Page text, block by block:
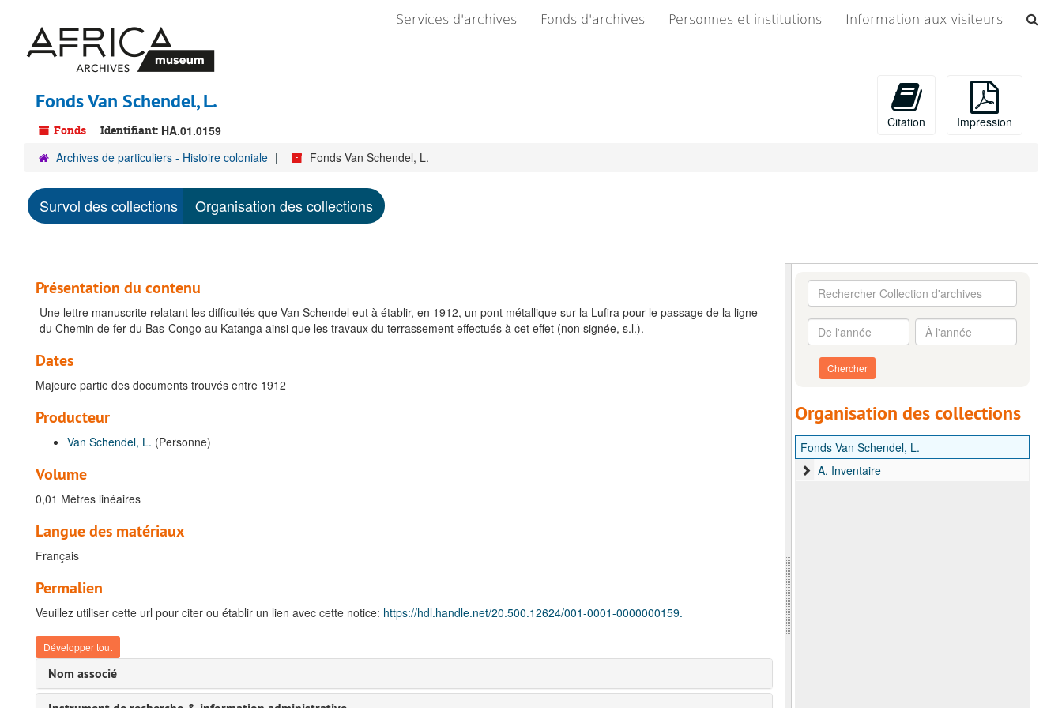
contenu
principal
Services d'archives Fonds d'archives Personnes et institutions Information aux visiteurs
Fonds Van Schendel, L.
Fonds Identifiant: HA.01.0159
Citation Impression
Archives de particuliers - Histoire coloniale Fonds Van Schendel, L.
Survol des collections Organisation des collections
Présentation du contenu
Une lettre manuscrite relatant les difficultés que Van Schendel eut à établir, en 1912, un pont métallique sur la Lufira pour le passage de la ligne
du Chemin de fer du Bas-Congo au Katanga ainsi que les travaux du terrassement effectués à cet effet (non signée, s.l.).
Dates
Majeure partie des documents trouvés entre 1912
Producteur
Van Schendel, L. (Personne)
Volume
0,01 Mètres linéaires
Langue des matériaux
Français
Permalien
Veuillez utiliser cette url pour citer ou établir un lien avec cette notice: https://hdl.handle.net/20.500.12624/001-0001-0000000159.
Développer tout
Nom associé
Rechercher
Collection
d'archives
De
l'année
À
l'année
Organisation des collections
Fonds Van Schendel, L.
A. Inventaire